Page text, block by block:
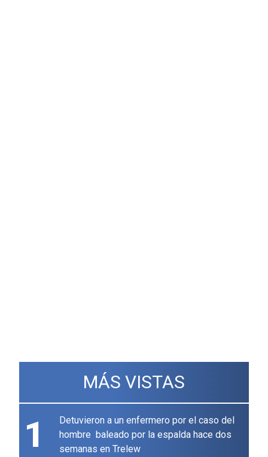
MÁS VISTAS
1
Detuvieron a un enfermero por el caso del
hombre baleado por la espalda hace dos
semanas en Trelew